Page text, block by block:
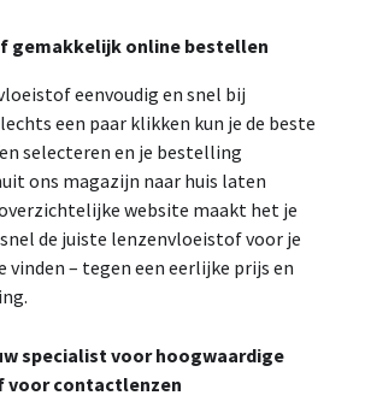
gemakkelijk online bestellen
eenvoudig en snel bij
een paar klikken kun je de beste
selecteren en je bestelling
ons magazijn naar huis laten
website maakt het je
de juiste lenzenvloeistof voor je
– tegen een eerlijke prijs en
specialist voor hoogwaardige
voor contactlenzen